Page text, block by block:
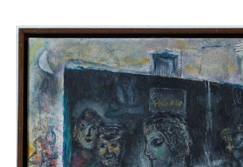
Marc
Chagall,
Devant
tableau,
1968-
1971